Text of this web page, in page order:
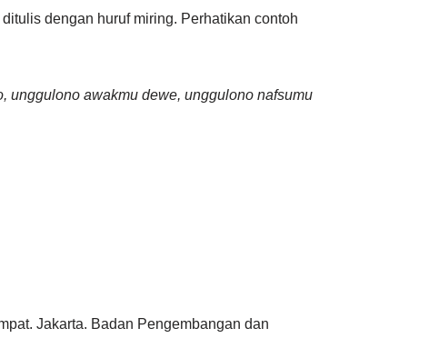
dengan huruf miring. Perhatikan contoh
unggulono awakmu dewe, unggulono nafsumu
Jakarta. Badan Pengembangan dan